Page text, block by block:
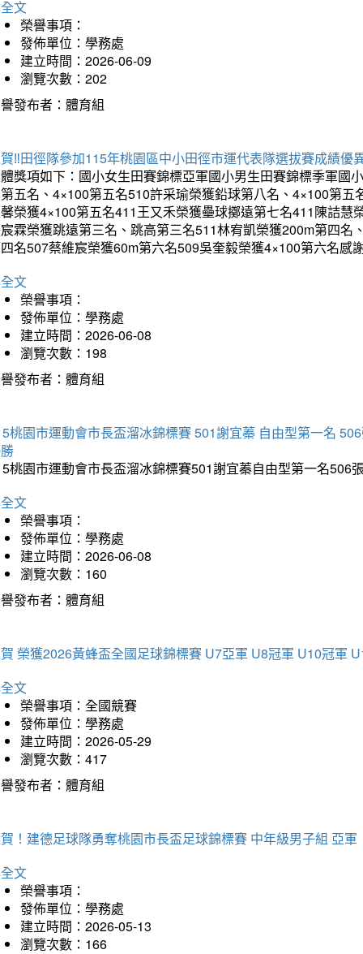
文
榮譽事項：
發佈單位：學務處
建立時間：2026-06-09
瀏覽次數：202
發布者：體育組
‼️田徑隊參加115年桃園區中小田徑市運代表隊選拔賽成績優
獎項如下：國小女生田賽錦標亞軍國小男生田賽錦標季軍國
五名、4×100第五名510許采瑜榮獲鉛球第八名、4×100第
榮獲4×100第五名411王又禾榮獲壘球擲遠第七名411陳詰
霖榮獲跳遠第三名、跳高第三名511林宥凱榮獲200m第四
名507蔡維宸榮獲60m第六名509吳奎毅榮獲4×100第六名
文
榮譽事項：
發佈單位：學務處
建立時間：2026-06-08
瀏覽次數：198
發布者：體育組
桃園市運動會市長盃溜冰錦標賽 501謝宜蓁 自由型第一名
桃園市運動會市長盃溜冰錦標賽501謝宜蓁自由型第一名
文
榮譽事項：
發佈單位：學務處
建立時間：2026-06-08
瀏覽次數：160
發布者：體育組
榮獲2026黃蜂盃全國足球錦標賽 U7亞軍 U8冠軍 U10冠軍
文
榮譽事項：全國競賽
發佈單位：學務處
建立時間：2026-05-29
瀏覽次數：417
發布者：體育組
！建德足球隊勇奪桃園市長盃足球錦標賽 中年級男子組 亞軍
文
榮譽事項：
發佈單位：學務處
建立時間：2026-05-13
瀏覽次數：166